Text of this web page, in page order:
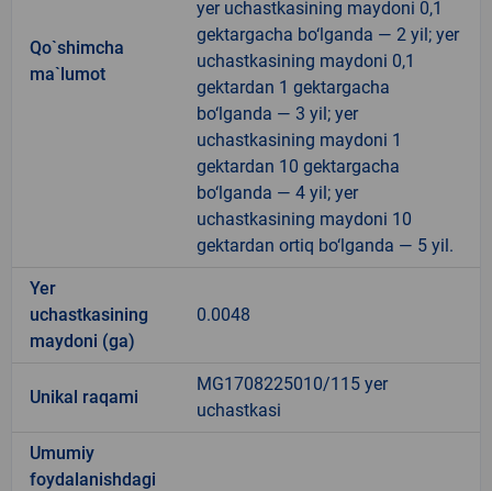
Qo`shimcha
ma`lumot
yer uchastkasining maydoni 0,1
gektargacha bo‘lganda — 2 yil; yer
uchastkasining maydoni 0,1
gektardan 1 gektargacha
bo‘lganda — 3 yil; yer
uchastkasining maydoni 1
gektardan 10 gektargacha
bo‘lganda — 4 yil; yer
uchastkasining maydoni 10
gektardan ortiq bo‘lganda — 5 yil.
Yer
uchastkasining
maydoni (ga)
0.0048
Unikal raqami
MG1708225010/115 yer
uchastkasi
Umumiy
foydalanishdagi